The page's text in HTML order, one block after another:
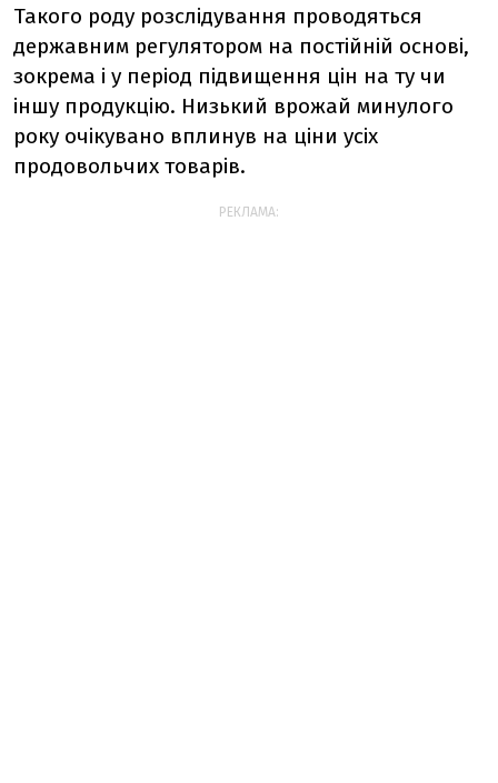
Такого роду розслідування проводяться
державним регулятором на постійній основі,
зокрема і у період підвищення цін на ту чи
іншу продукцію. Низький врожай минулого
року очікувано вплинув на ціни усіх
продовольчих товарів.
РЕКЛАМА: